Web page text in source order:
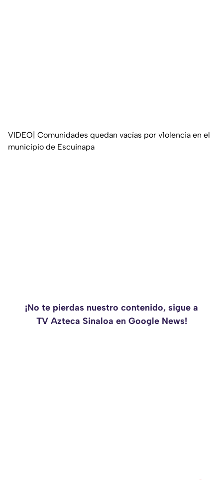
VIDEO| Comunidades quedan vacías por v1olencia en el
municipio de Escuinapa
¡No te pierdas nuestro contenido, sigue a
TV Azteca Sinaloa en Google News!